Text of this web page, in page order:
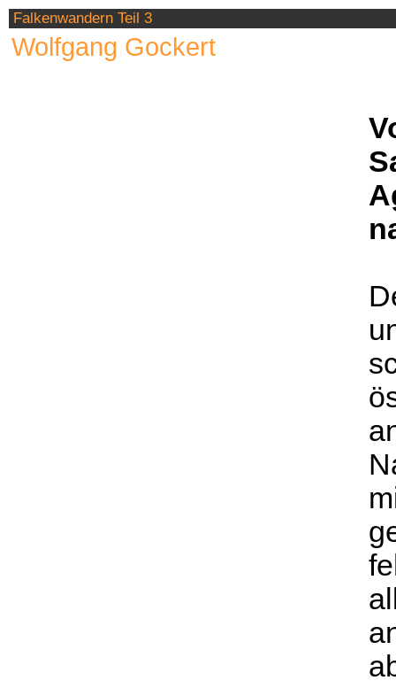
Falkenwandern Teil 3
Wolfgang Gockert